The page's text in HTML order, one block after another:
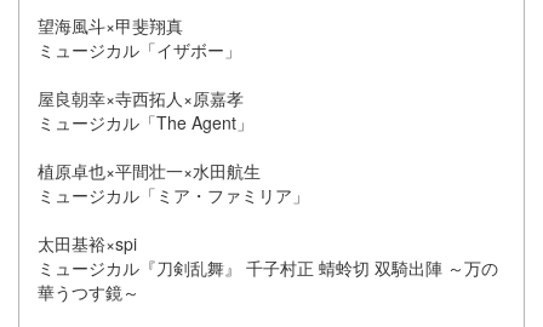
望海風斗×甲斐翔真
ミュージカル「イザボー」
屋良朝幸×寺西拓人×原嘉孝
ミュージカル「The Agent」
植原卓也×平間壮一×水田航生
ミュージカル「ミア・ファミリア」
太田基裕×spi
ミュージカル『刀剣乱舞』 千子村正 蜻蛉切 双騎出陣 ～万の
華うつす鏡～